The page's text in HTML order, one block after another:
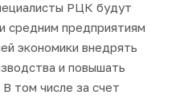
РЦК будут
средним предприятиям
экономики внедрять
и повышать
том числе за счет